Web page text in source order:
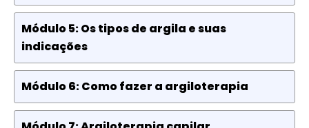
Módulo 5: Os tipos de argila e suas
indicações
Módulo 6: Como fazer a argiloterapia